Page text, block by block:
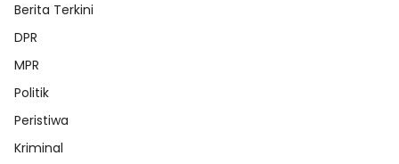
Berita Terkini
DPR
MPR
Politik
Peristiwa
Kriminal